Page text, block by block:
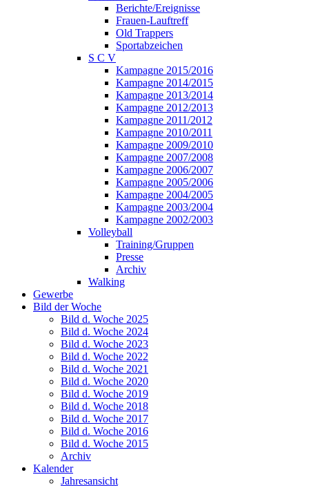
Berichte/Ereignisse
Frauen-Lauftreff
Old Trappers
Sportabzeichen
S C V
Kampagne 2015/2016
Kampagne 2014/2015
Kampagne 2013/2014
Kampagne 2012/2013
Kampagne 2011/2012
Kampagne 2010/2011
Kampagne 2009/2010
Kampagne 2007/2008
Kampagne 2006/2007
Kampagne 2005/2006
Kampagne 2004/2005
Kampagne 2003/2004
Kampagne 2002/2003
Volleyball
Training/Gruppen
Presse
Archiv
Walking
Gewerbe
Bild der Woche
Bild d. Woche 2025
Bild d. Woche 2024
Bild d. Woche 2023
Bild d. Woche 2022
Bild d. Woche 2021
Bild d. Woche 2020
Bild d. Woche 2019
Bild d. Woche 2018
Bild d. Woche 2017
Bild d. Woche 2016
Bild d. Woche 2015
Archiv
Kalender
Jahresansicht